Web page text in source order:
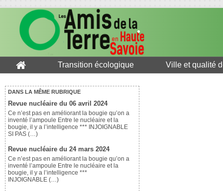
Transition écologique Ville et qualité
DANS LA MÊME RUBRIQUE
Revue nucléaire du 06 avril 2024
Ce n’est pas en améliorant la bougie qu’on a
inventé l’ampoule Entre le nucléaire et la
bougie, il y a l’intelligence *** INJOIGNABLE
SI PAS (…)
Revue nucléaire du 24 mars 2024
Ce n’est pas en améliorant la bougie qu’on a
inventé l’ampoule Entre le nucléaire et la
bougie, il y a l’intelligence ***
INJOIGNABLE (…)